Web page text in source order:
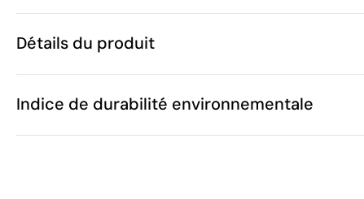
Détails du produit
Caractéristiques
Code du produit
42899
Indice de durabilité environnementale